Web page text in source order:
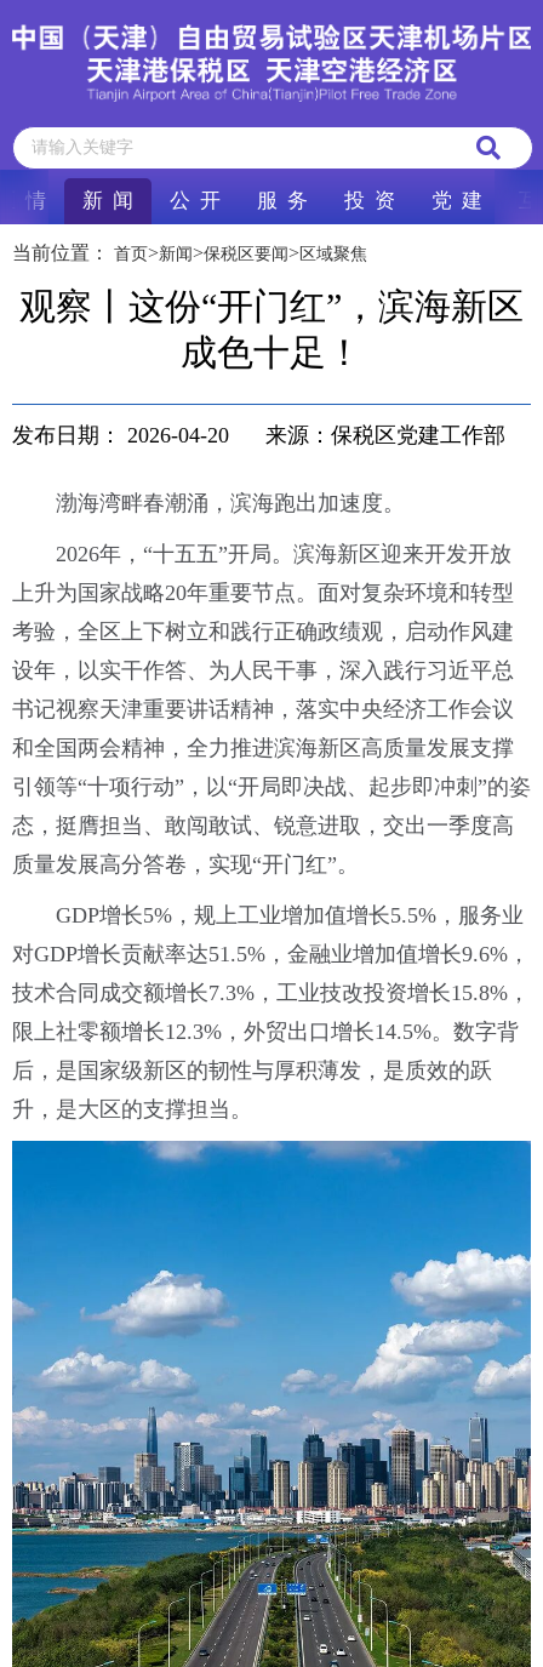
情 新 闻 公 开 服 务 投 资 党 建
当前位置： 首页>新闻>保税区要闻> 区域聚焦
观察丨这份“开门红”，滨海新区
成色十足！
发布日期： 2026-04-20 来源：保税区党建工作部
渤海湾畔春潮涌，滨海跑出加速度。
2026年，“十五五”开局。滨海新区迎来开发开放
上升为国家战略20年重要节点。面对复杂环境和转型
考验，全区上下树立和践行正确政绩观，启动作风建
设年，以实干作答、为人民干事，深入践行习近平总
书记视察天津重要讲话精神，落实中央经济工作会议
和全国两会精神，全力推进滨海新区高质量发展支撑
引领等“十项行动”，以“开局即决战、起步即冲刺”的姿
态，挺膺担当、敢闯敢试、锐意进取，交出一季度高
质量发展高分答卷，实现“开门红”。
GDP增长5%，规上工业增加值增长5.5%，服务业
对GDP增长贡献率达51.5%，金融业增加值增长9.6%，
技术合同成交额增长7.3%，工业技改投资增长15.8%，
限上社零额增长12.3%，外贸出口增长14.5%。数字背
后，是国家级新区的韧性与厚积薄发，是质效的跃
升，是大区的支撑担当。